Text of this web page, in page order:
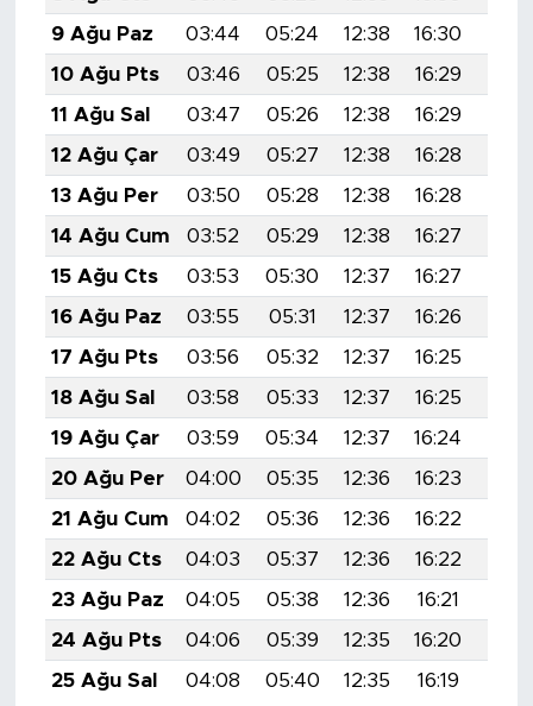
9 Ağu Paz
03:44 05:24 12:38 16:30
10 Ağu Pts
03:46 05:25 12:38 16:29
11 Ağu Sal
03:47 05:26 12:38 16:29
12 Ağu Çar
03:49 05:27 12:38 16:28
13 Ağu Per
03:50 05:28 12:38 16:28
14 Ağu Cum
03:52 05:29 12:38 16:27
15 Ağu Cts
03:53 05:30 12:37 16:27
16 Ağu Paz
03:55 05:31 12:37 16:26
17 Ağu Pts
03:56 05:32 12:37 16:25
18 Ağu Sal
03:58 05:33 12:37 16:25
19 Ağu Çar
03:59 05:34 12:37 16:24
20 Ağu Per
04:00 05:35 12:36 16:23
21 Ağu Cum
04:02 05:36 12:36 16:22
22 Ağu Cts
04:03 05:37 12:36 16:22
23 Ağu Paz
04:05 05:38 12:36 16:21
24 Ağu Pts
04:06 05:39 12:35 16:20
25 Ağu Sal
04:08 05:40 12:35 16:19